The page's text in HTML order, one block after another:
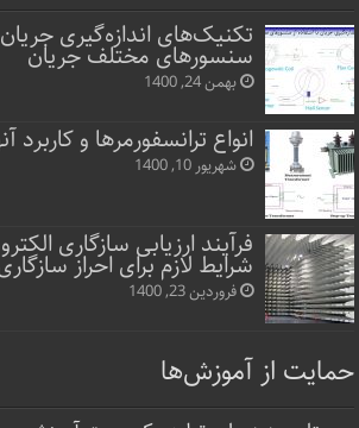
تکنیک‌های اندازه‌گیری جریان
سنسورهای مختلف جریان
بهمن 24, 1400
انواع ترانسفورمرها و کاربرد
شهریور 10, 1400
فرآیند ارزیابی سازگاری
شرایط لازم برای احراز
فروردین 23, 1400
حمایت از آموزش‌ها